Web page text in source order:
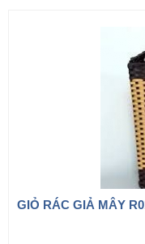
GIỎ RÁC GIẢ MÂY